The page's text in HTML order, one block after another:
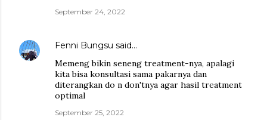
September 24, 2022
Fenni Bungsu said…
Memeng bikin seneng treatment-nya, apalagi
kita bisa konsultasi sama pakarnya dan
diterangkan do n don'tnya agar hasil treatment
optimal
September 25, 2022